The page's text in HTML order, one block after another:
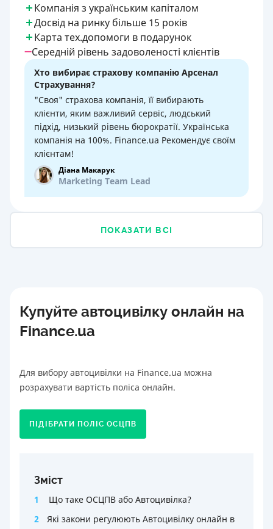
Компанія з українським капіталом
Досвід на ринку більше 15 років
Карта тех.допомоги в подарунок
Середній рівень задоволеності клієнтів
Хто вибирає страхову компанію Арсенал
Страхування?
"Своя" страхова компанія, її вибирають
клієнти, яким важливий сервіс, людський
підхід, низький рівень бюрократії. Українська
компанія на 100%. Finance.ua Рекомендує своїм
клієнтам!
Діана Макарук
Marketing Team Lead
ПОКАЗАТИ ВСІ
Купуйте автоцивілку онлайн на
Finance.ua
Для вибору автоцивілки на Finance.ua можна
розрахувати вартість поліса онлайн.
ПІДІБРАТИ ПОЛІС ОСЦПВ
Зміст
1
Що таке ОСЦПВ або Автоцивілка?
2
Які закони регулюють Автоцивілку онлайн в